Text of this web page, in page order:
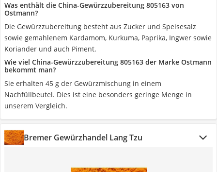
Was enthält die China-Gewürzzubereitung 805163 von
Ostmann?
Die Gewürzzubereitung besteht aus Zucker und Speisesalz
sowie gemahlenem Kardamom, Kurkuma, Paprika, Ingwer sowie
Koriander und auch Piment.
Wie viel China-Gewürzzubereitung 805163 der Marke Ostmann
bekommt man?
Sie erhalten 45 g der Gewürzmischung in einem
Nachfüllbeutel. Dies ist eine besonders geringe Menge in
unserem Vergleich.
Bremer Gewürzhandel Lang Tzu